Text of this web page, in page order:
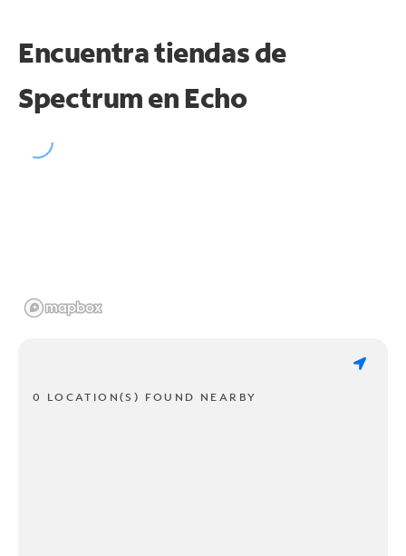
Encuentra tiendas de
Spectrum en Echo
0 LOCATION(S) FOUND NEARBY